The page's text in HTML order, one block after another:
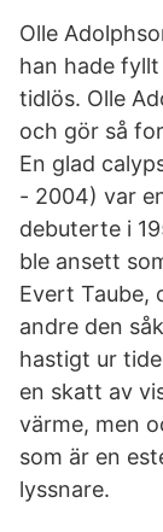
Olle
han hade
tidlös. Olle
och gör så
En glad
- 2004) var
debuterte i
ble ansett
Evert Taube,
andre den
hastigt ur
en skatt av
värme, men
som är en
lyssnare.